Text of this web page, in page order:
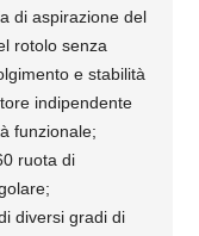
di aspirazione del
rotolo senza
e stabilità
indipendente
funzionale;
ruota di
diversi gradi di